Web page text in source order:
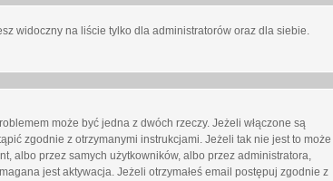
widoczny na liście tylko dla administratorów oraz dla siebie.
może być jedna z dwóch rzeczy. Jeżeli włączone są
zgodnie z otrzymanymi instrukcjami. Jeżeli tak nie jest to może
albo przez samych użytkowników, albo przez administratora,
jest aktywacja. Jeżeli otrzymałeś email postępuj zgodnie z